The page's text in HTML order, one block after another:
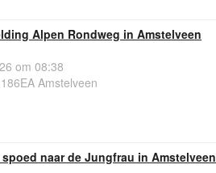
Alpen Rondweg in Amstelveen
om 08:38
Amstelveen
naar de Jungfrau in Amstelveen